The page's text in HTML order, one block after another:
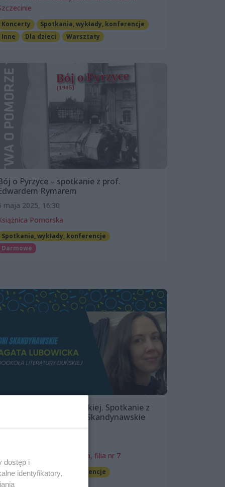
Koncerty
Spotkania, wykłady, konferencje
Inne
Dla dzieci Warsztaty
o Pyrzyce – spotkanie z prof.
Rymarem
maja 2025, 16:30
Pomorska
Spotkania, wykłady, konferencje
Darmowe
Dookoła literatury duńskiej. Spotkanie z
Agatą Lubowicką | Dni Skandynawskie
Miejska Biblioteka Publiczna, filia nr 7
Spotkania, wykłady, konferencje
Darmowe
dostęp i
identyfikatory,